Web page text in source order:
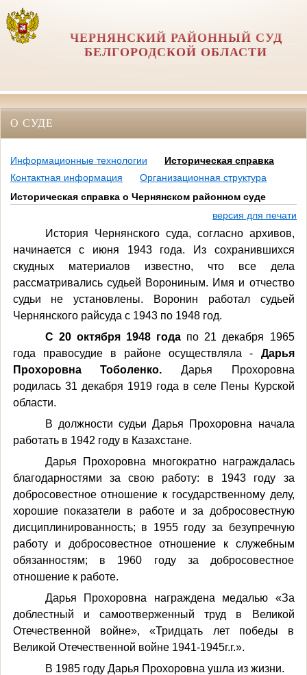
ЧЕРНЯНСКИЙ РАЙОННЫЙ СУД
БЕЛГОРОДСКОЙ ОБЛАСТИ
О СУДЕ
Информационные технологии
Историческая справка
Контактная информация
Организационная структура
Историческая справка о Чернянском районном суде
версия для печати
История Чернянского суда, согласно архивов,
начинается с июня 1943 года. Из сохранившихся
скудных материалов известно, что все дела
рассматривались судьей Ворониным. Имя и отчество
судьи не установлены. Воронин работал судьей
Чернянского райсуда с 1943 по 1948 год.
С 20 октября 1948 года по 21 декабря 1965
года правосудие в районе осуществляла - Дарья
Прохоровна Тоболенко. Дарья Прохоровна
родилась 31 декабря 1919 года в селе Пены Курской
области.
В должности судьи Дарья Прохоровна начала
работать в 1942 году в Казахстане.
Дарья Прохоровна многократно награждалась
благодарностями за свою работу: в 1943 году за
добросовестное отношение к государственному делу,
хорошие показатели в работе и за добросовестную
дисциплинированность; в 1955 году за безупречную
работу и добросовестное отношение к служебным
обязанностям; в 1960 году за добросовестное
отношение к работе.
Дарья Прохоровна награждена медалью «За
доблестный и самоотверженный труд в Великой
Отечественной войне», «Тридцать лет победы в
Великой Отечественной войне 1941-1945г.г.».
В 1985 году Дарья Прохоровна ушла из жизни.